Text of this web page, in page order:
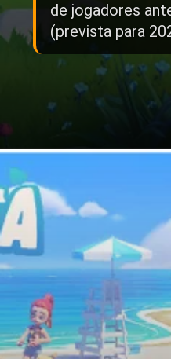
de jogadores
(prevista para